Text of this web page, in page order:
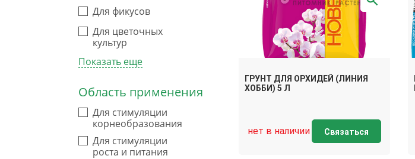
Для фикусов
Для цветочных
культур
Показать еще
Область применения
Для стимуляции
корнеобразования
Для стимуляции
роста и питания
ГРУНТ ДЛЯ ОРХИДЕЙ (ЛИНИЯ
ХОББИ) 5 Л
нет в наличии Связаться